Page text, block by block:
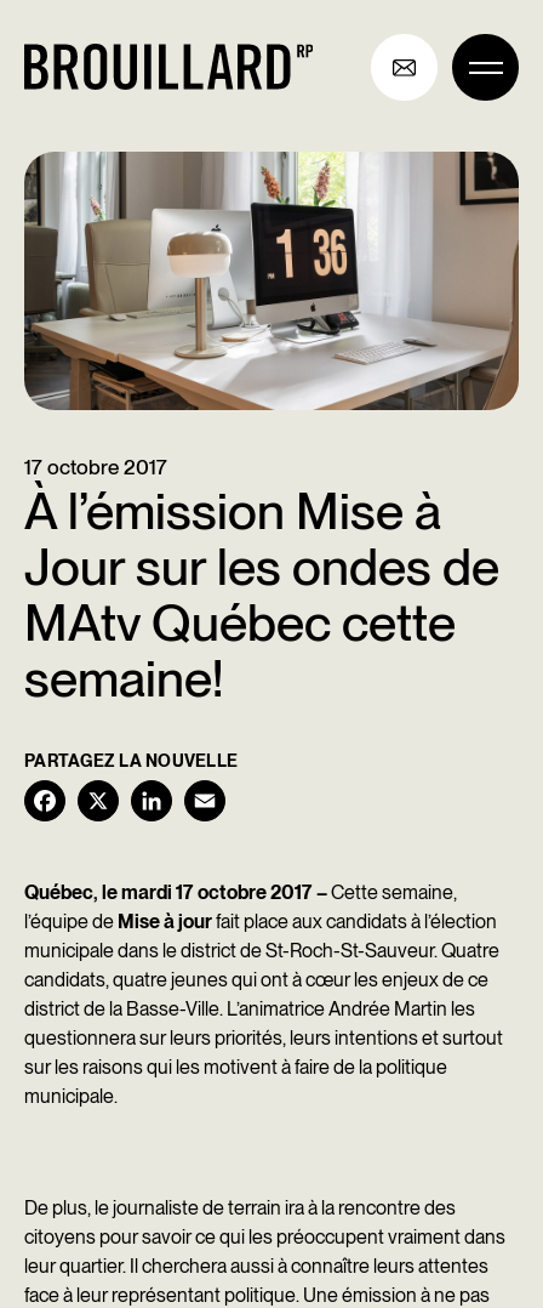
contenu
À l’émission Mise à
Jour sur les ondes de
MAtv Québec cette
semaine!
17 octobre 2017
PARTAGEZ LA NOUVELLE
F
c
e
b
o
k
X
L
n
k
e
d
a
i
l
Québec, le mardi 17 octobre 2017 –Cette semaine,
l’équipe de Mise à jourfait place aux candidats à l’élection
municipale dans le district de St-Roch-St-Sauveur. Quatre
candidats, quatre jeunes qui ont à cœur les enjeux de ce
district de la Basse-Ville. L’animatrice Andrée Martin les
questionnera sur leurs priorités, leurs intentions et surtout
sur les raisons qui les motivent à faire de la politique
municipale.
De plus, le journaliste de terrain ira à la rencontre des
citoyens pour savoir ce qui les préoccupent vraiment dans
leur quartier. Il cherchera aussi à connaître leurs attentes
face à leur représentant politique. Une émission à ne pas